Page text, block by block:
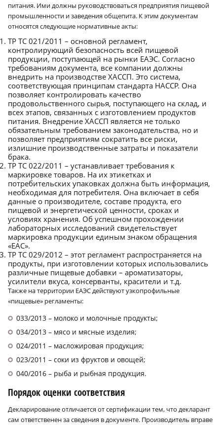
питания. Ими должны руководствоваться предприятия пищевой
промышленности и заведения общепита. К этим документам
относятся следующие нормативные акты:
ТР ТС 021/2011 – основной регламент,
контролирующий безопасность всей пищевой
продукции, поступающей на рынки ЕАЭС. Согласно
требованиям документа, все компании должны
внедрить на производстве ХАССП. Это система,
соответствующая принципам стандарта HACCP. Она
позволяет контролировать качество
продовольственного сырья, поступающего на склад, и
всех этапов, связанных с изготовлением продуктов
питания. Внедрение ХАССП является не только
обязательным требованием законодательства, но и
позволяет предприятиям сократить все риски,
излишние производственные затраты и показатели
брака.
ТР ТС 022/2011 – устанавливает требования к
маркировке товаров. На их этикетках и
потребительских упаковках должна быть информация,
необходимая для потребителя. Она включает в себя
данные о производителе, составе продукта, его
пищевой и энергетической ценности, сроках и
условиях хранения. Об успешном прохождении
лабораторных исследований свидетельствует
маркировка продукции единым знаком обращения
«ЕАС».
ТР ТС 029/2012 – этот регламент распространяется на
продукты, при изготовлении которых использовались
различные пищевые добавки – ароматизаторы,
усилители вкуса, консерванты, красители и т.д.
Также на территории ЕАЭС действуют узкопрофильные
«пищевые» регламенты:
033/2013 – молоко и молочные продукты;
034/2013 – мясо и мясные изделия;
024/2011 – масложировая продукция;
023/2011 – соки из фруктов и овощей;
040/2016 – рыба и рыбная продукция.
Порядок оценки соответствия
Декларирование отличается от сертификации тем, что декларант
сам ответственен за сведения в документе. Производитель вправе